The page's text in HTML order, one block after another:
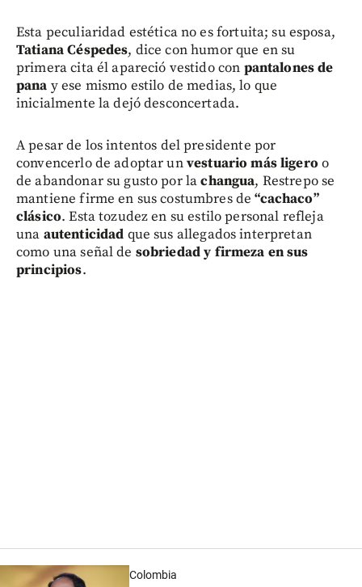
Esta peculiaridad estética no es fortuita; su esposa,
Tatiana Céspedes, dice con humor que en su
primera cita él apareció vestido con pantalones de
pana y ese mismo estilo de medias, lo que
inicialmente la dejó desconcertada.
A pesar de los intentos del presidente por
convencerlo de adoptar unvestuario más ligero o
de abandonar su gusto por lachangua, Restrepo se
mantiene firme en sus costumbres de“cachaco”
clásico. Esta tozudez en su estilo personal refleja
una autenticidad que sus allegados interpretan
como una señal de sobriedad y firmeza en sus
principios.
Colombia